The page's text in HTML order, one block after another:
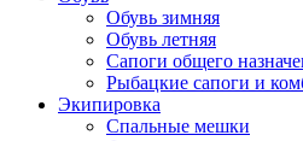
Обувь зимняя
Обувь летняя
Сапоги общего
Рыбацкие сапоги и
Экипировка
Спальные мешки